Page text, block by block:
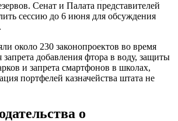
Сенат и Палата представителей
сессию до 6 июня для обсуждения
около 230 законопроектов во время
добавления фтора в воду, защиты
и запрета смартфонов в школах,
портфелей казначейства штата не
о